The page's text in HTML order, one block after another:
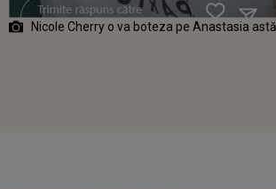
Nicole Cherry o va boteza pe Anastasia